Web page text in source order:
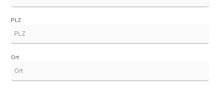
PLZ
Ort